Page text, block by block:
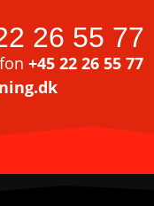
26 55 77
+45 22 26 55 77